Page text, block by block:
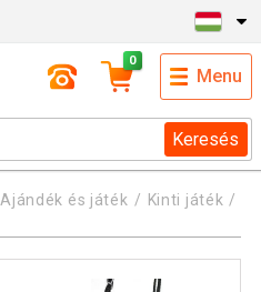
Keresés
0
Menu
Ajándék és játék
Kinti játék